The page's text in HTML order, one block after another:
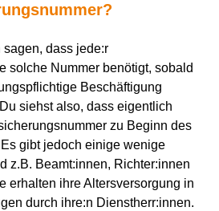
dass jede:r
solche Nummer benötigt, sobald
Beschäftigung
siehst also, dass eigentlich
zu Beginn des
gibt jedoch einige wenige
z.B. Beamt:innen, Richter:innen
erhalten ihre Altersversorgung in
durch ihre:n Dienstherr:innen.